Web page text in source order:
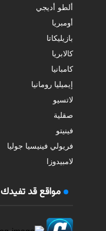
ألطو أديجي
أومبريا
بازيليكاتا
كالابريا
كامبانيا
إيميليا رومانيا
لاتسيو
صقلية
فينيتو
فريولي فينيسيا جوليا
لامبيدوزا
مواقع قد تفيدك